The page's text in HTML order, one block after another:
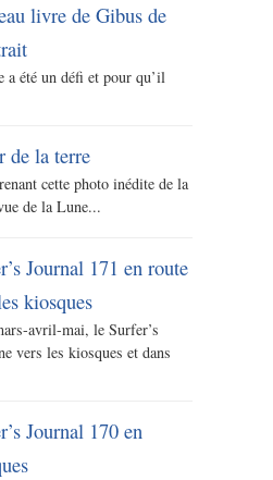
livre de Gibus de
été un défi et pour qu’il
de la terre
cette photo inédite de la
de la Lune...
Journal 171 en route
kiosques
avril-mai, le Surfer’s
vers les kiosques et dans
Journal 170 en